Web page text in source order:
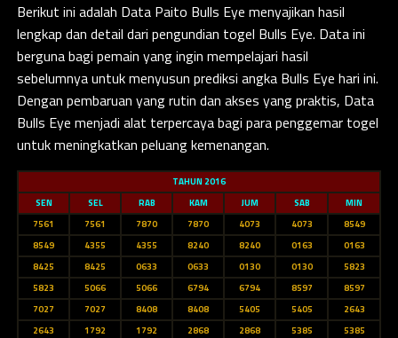
Berikut ini adalah Data Paito Bulls Eye menyajikan hasil
lengkap dan detail dari pengundian togel Bulls Eye. Data ini
berguna bagi pemain yang ingin mempelajari hasil
sebelumnya untuk menyusun prediksi angka Bulls Eye hari ini.
Dengan pembaruan yang rutin dan akses yang praktis, Data
Bulls Eye menjadi alat terpercaya bagi para penggemar togel
untuk meningkatkan peluang kemenangan.
TAHUN 2016
SEN
SEL RAB KAM JUM SAB
MIN
7561
7561 7870 7870 4073 4073
8549
8549
4355 4355 8240 8240 0163
0163
8425
8425 0633 0633 0130 0130
5823
5823
5066 5066 6794 6794 8597
8597
7027
7027 8408 8408 5405 5405
2643
2643
1792 1792 2868 2868 5385
5385